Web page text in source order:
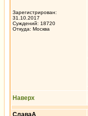
Зарегистрирован:
31.10.2017
Суждений: 18720
Откуда: Москва
Наверх
СлаваА